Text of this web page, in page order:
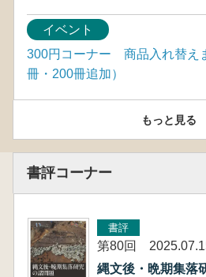
イベント
300円コーナー 商品入れ替え
冊・200冊追加）
もっと見る
書評コーナー
書評
第80回
縄文後・晩期集落